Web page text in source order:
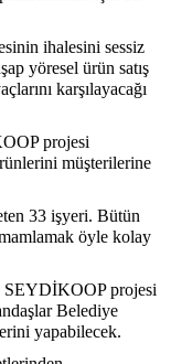
ihalesini sessiz
yöresel ürün satış
karşılayacağı
projesi
müşterilerine
33 işyeri. Bütün
öyle kolay
SEYDİKOOP projesi
Belediye
yapabilecek.